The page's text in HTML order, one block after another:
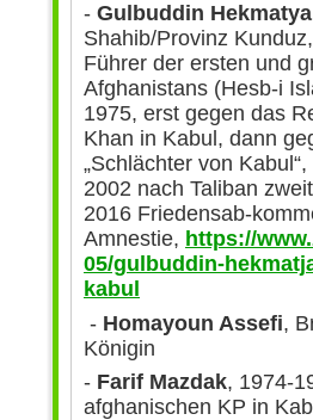
- Gulbuddin
Shahib/Provinz
Führer der ersten und
Afghanistans (Hesb-i
1975, erst gegen das
Khan in Kabul, dann
„Schlächter von
2002 nach Taliban
2016 Friedensab-
Amnestie, https://
05/gulbuddin-
kabul
- Homayoun Assefi,
Königin
- Farif Mazdak, 1974-
afghanischen KP in